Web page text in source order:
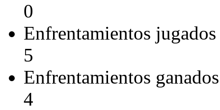
0
Enfrentamientos jugados
5
Enfrentamientos ganados
4